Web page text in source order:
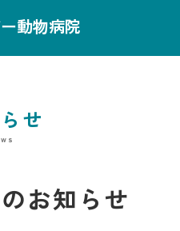
動物病院
せ
お知らせ